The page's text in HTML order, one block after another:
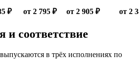
₽
от 2 795 ₽ от 2 905 ₽ от 2
соответствие
в трёх исполнениях по